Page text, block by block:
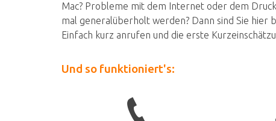
Mac? Probleme mit dem Internet oder dem
mal generalüberholt werden? Dann sind Sie
Einfach kurz anrufen und die erste
Und so funktioniert's: